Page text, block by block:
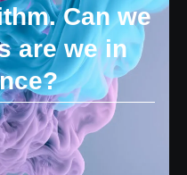
Can we
are we in